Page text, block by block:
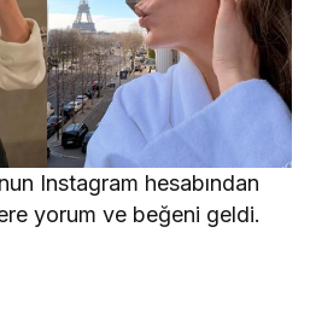
Instagram hesabından
yorum ve beğeni geldi.